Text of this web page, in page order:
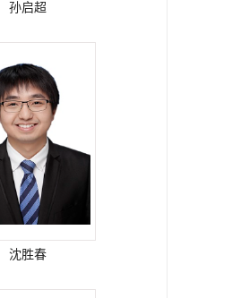
孙启超
沈胜春